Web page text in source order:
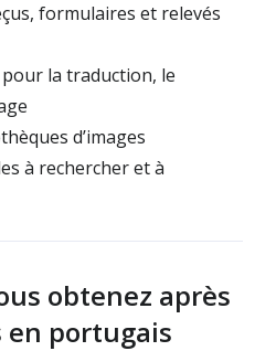
formulaires et relevés
la traduction, le
d’images
à rechercher et à
obtenez après
en portugais